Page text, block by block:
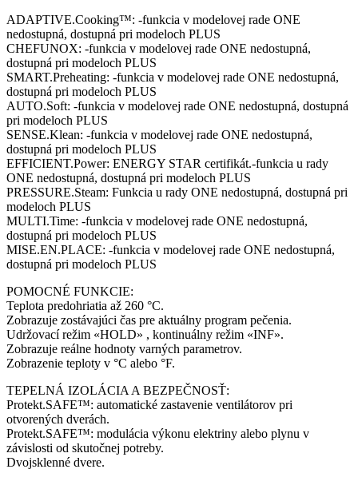
ADAPTIVE.Cooking™: -funkcia v modelovej rade ONE
nedostupná, dostupná pri modeloch PLUS
CHEFUNOX: -funkcia v modelovej rade ONE nedostupná,
dostupná pri modeloch PLUS
SMART.Preheating: -funkcia v modelovej rade ONE nedostupná,
dostupná pri modeloch PLUS
AUTO.Soft: -funkcia v modelovej rade ONE nedostupná, dostupná
pri modeloch PLUS
SENSE.Klean: -funkcia v modelovej rade ONE nedostupná,
dostupná pri modeloch PLUS
EFFICIENT.Power: ENERGY STAR certifikát.-funkcia u rady
ONE nedostupná, dostupná pri modeloch PLUS
PRESSURE.Steam: Funkcia u rady ONE nedostupná, dostupná pri
modeloch PLUS
MULTI.Time: -funkcia v modelovej rade ONE nedostupná,
dostupná pri modeloch PLUS
MISE.EN.PLACE: -funkcia v modelovej rade ONE nedostupná,
dostupná pri modeloch PLUS
POMOCNÉ FUNKCIE:
Teplota predohriatia až 260 °C.
Zobrazuje zostávajúci čas pre aktuálny program pečenia.
Udržovací režim «HOLD» , kontinuálny režim «INF».
Zobrazuje reálne hodnoty varných parametrov.
Zobrazenie teploty v °C alebo °F.
TEPELNÁ IZOLÁCIA A BEZPEČNOSŤ:
Protekt.SAFE™: automatické zastavenie ventilátorov pri
otvorených dverách.
Protekt.SAFE™: modulácia výkonu elektriny alebo plynu v
závislosti od skutočnej potreby.
Dvojsklenné dvere.